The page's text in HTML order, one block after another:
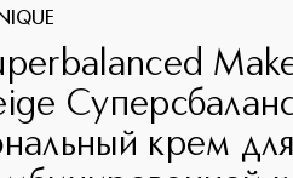
крем для